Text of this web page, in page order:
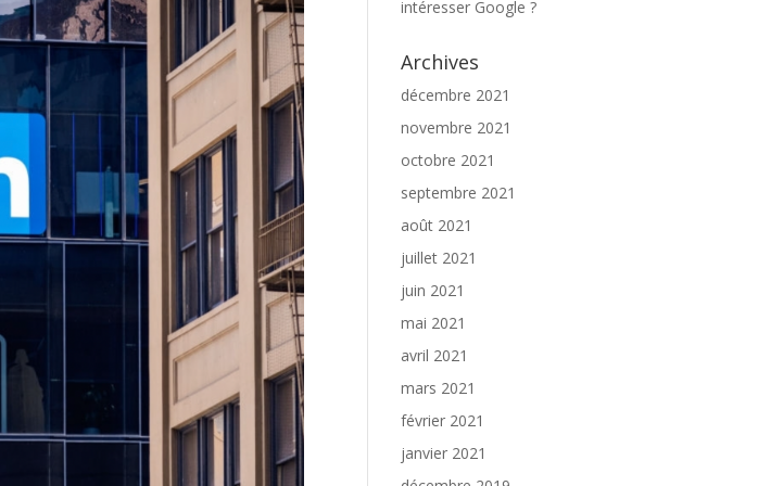
décembre 2021
novembre 2021
octobre 2021
septembre 2021
août 2021
juillet 2021
juin 2021
mai 2021
avril 2021
mars 2021
février 2021
janvier 2021
décembre 2019